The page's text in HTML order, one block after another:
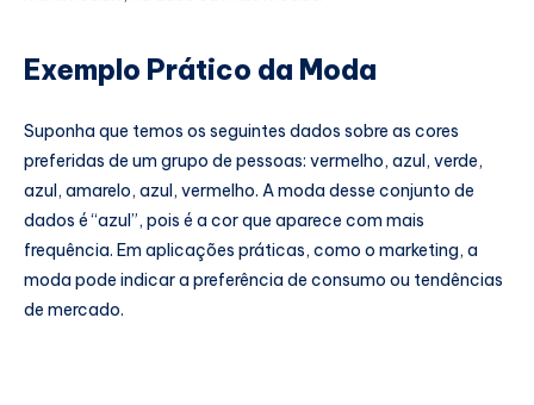
Exemplo Prático da Moda
Suponha que temos os seguintes dados sobre as cores
preferidas de um grupo de pessoas: vermelho, azul, verde,
azul, amarelo, azul, vermelho. A moda desse conjunto de
dados é “azul”, pois é a cor que aparece com mais
frequência. Em aplicações práticas, como o marketing, a
moda pode indicar a preferência de consumo ou tendências
de mercado.